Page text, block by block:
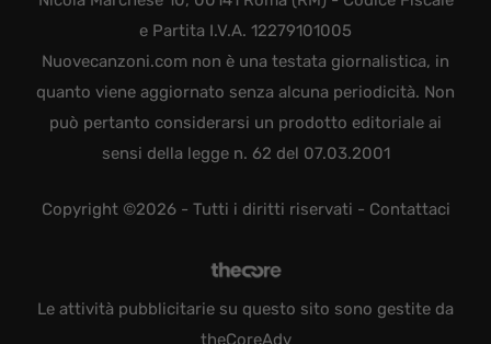
e Partita I.V.A. 12279101005
Nuovecanzoni.com non è una testata giornalistica, in
quanto viene aggiornato senza alcuna periodicità. Non
può pertanto considerarsi un prodotto editoriale ai
sensi della legge n. 62 del 07.03.2001
Copyright ©2026 - Tutti i diritti riservati - Contattaci
Le attività pubblicitarie su questo sito sono gestite da
theCoreAdv